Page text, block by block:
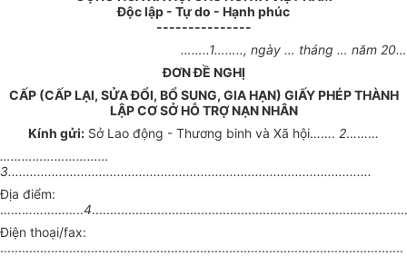
Độc lập - Tự do - Hạnh phúc
---------------
……..1…….., ngày … tháng … năm 20…
ĐƠN ĐỀ NGHỊ
CẤP (CẤP LẠI, SỬA ĐỔI, BỔ SUNG, GIA HẠN) GIẤY PHÉP THÀNH
LẬP CƠ SỞ HỖ TRỢ NẠN NHÂN
Kính gửi: Sở Lao động - Thương binh và Xã hội……. 2………
…………………………
3....................................................................................................
Địa điểm:
…………………..4
Điện thoại/fax:
...............................................................................................................